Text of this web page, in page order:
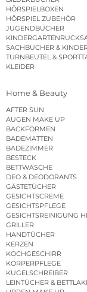
HÖRSPIELBOXEN
HÖRSPIEL ZUBEHÖR
JUGENDBÜCHER
SACHBÜCHER &
TURNBEUTEL &
KLEIDER
Home & Beauty
AFTER SUN
AUGEN MAKE UP
BACKFORMEN
BADEMATTEN
BADEZIMMER
BESTECK
BETTWÄSCHE
DEO & DEODORANTS
GÄSTETÜCHER
GESICHTSCREME
GESICHTSPFLEGE
GESICHTSREINIGUNG
GRILLER
HANDTÜCHER
KERZEN
KOCHGESCHIRR
KÖRPERPFLEGE
KUGELSCHREIBER
LEINTÜCHER &